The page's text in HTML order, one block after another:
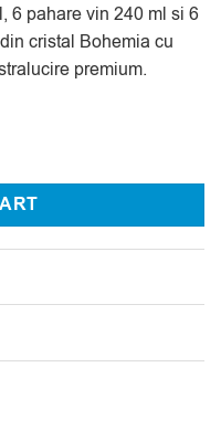
6 pahare vin 240 ml si 6
cristal Bohemia cu
premium.
Coniac Cristal Bohemia